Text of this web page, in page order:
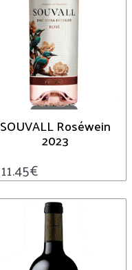
SOUVALL Roséwein
2023
11.45€